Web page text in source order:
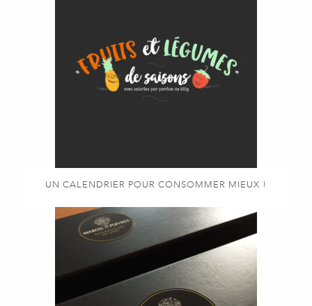
UN CALENDRIER POUR CONSOMMER MIEUX !